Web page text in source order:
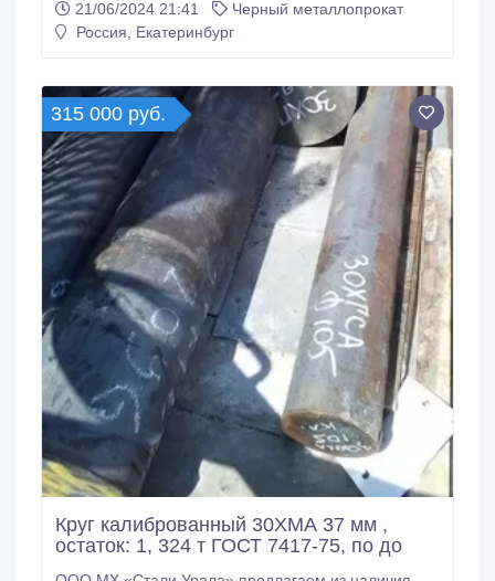
круги с сертификатами! * Круг 35ХГСА 25 мм, вес: 9,
28 т , 125000 руб. с НДС * Еще из наличия: * Круг
125000 руб.
21/06/2024 21:41
Черный металлопрокат
Россия, Екатеринбург
315 000 руб.
Круг калиброванный 30ХМА 37 мм ,
остаток: 1, 324 т ГОСТ 7417-75, по до